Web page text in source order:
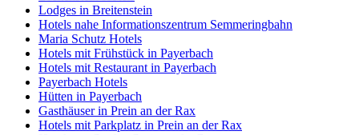
Lodges in Breitenstein
Hotels nahe Informationszentrum Semmeringbahn
Maria Schutz Hotels
Hotels mit Frühstück in Payerbach
Hotels mit Restaurant in Payerbach
Payerbach Hotels
Hütten in Payerbach
Gasthäuser in Prein an der Rax
Hotels mit Parkplatz in Prein an der Rax